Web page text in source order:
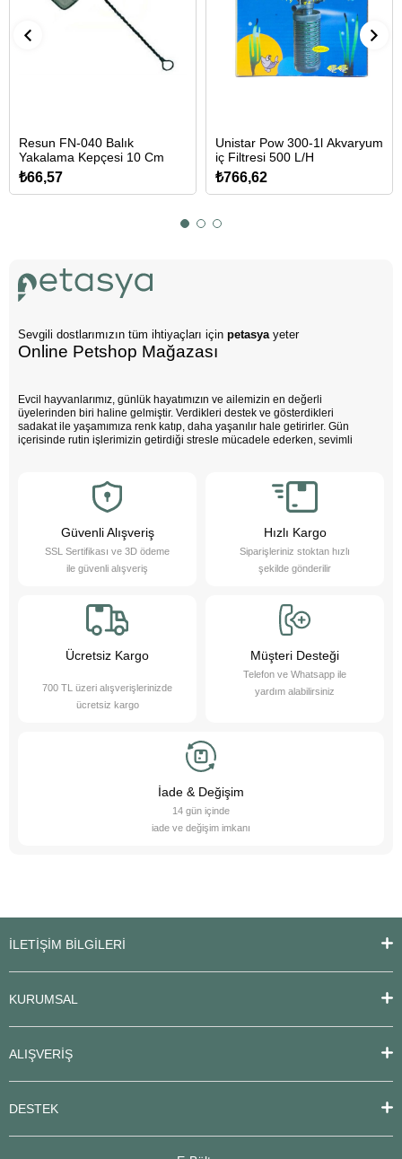
Resun FN-040 Balık
Yakalama Kepçesi 10 Cm
₺66,57
Unistar Pow 300-1l Akvaryum
iç Filtresi 500 L/H
₺766,62
Sevgili dostlarımızın tüm ihtiyaçları için petasya yeter
Online Petshop Mağazası
Evcil hayvanlarımız, günlük hayatımızın ve ailemizin en değerli
üyelerinden biri haline gelmiştir. Verdikleri destek ve gösterdikleri
sadakat ile yaşamımıza renk katıp, daha yaşanılır hale getirirler. Gün
içerisinde rutin işlerimizin getirdiği stresle mücadele ederken, sevimli
ve duygusal açıdan güçlü bireyler olurlar.
Evcil hayvanlarımız sayesinde daha sağlıklı bir yaşam süreriz; düzenli
egzersiz yapmamızı teşvik eder ve hayatımızı daha düzenli hale
getirmemize yardımcı olurlar. Bu sevimli dostlarımızı yakından tanımak
Pet Asya Online Petshop olarak, evcil hayvanlarımızın bize sağladığı bu
değerli katkıların farkındayız ve onlara en iyi şekilde hizmet etmek için
bakım ürünleri sunarak destek oluyoruz. Online petshop olarak, evcil
hayvanlarınıza gerekli olan her türlü ürün ve hizmeti hassasiyetle
sağlamaktan gurur duyuyoruz. Bizimle, sevimli dostlarınızın ihtiyaçlarını
karşılayabilir ve onların yaşam kalitesini artırabilirsiniz.
Güvenli Alışveriş
SSL Sertifikası ve 3D ödeme
ile güvenli alışveriş
Hızlı Kargo
Siparişleriniz stoktan hızlı
şekilde gönderilir
Ücretsiz Kargo
700 TL üzeri alışverişlerinizde
ücretsiz kargo
Müşteri Desteği
Telefon ve Whatsapp ile
yardım alabilirsiniz
İade & Değişim
14 gün içinde
iade ve değişim imkanı
İLETİŞİM BİLGİLERİ
KURUMSAL
ALIŞVERİŞ
DESTEK